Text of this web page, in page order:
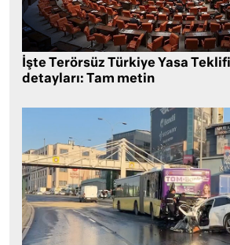
İşte Terörsüz Türkiye Yasa
detayları: Tam metin